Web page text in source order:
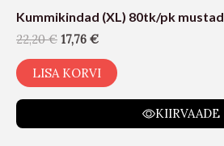
Kummikindad (XL) 80tk/pk mustad
22,20€ 17,76 €
LISA KORVI
KIIRVAADE